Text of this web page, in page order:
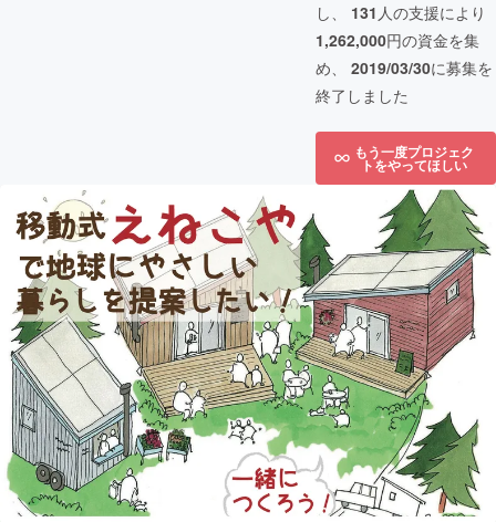
し、 131 人の支援により
1,262,000円の資金を集
め、 2019/03/30に募集を
終了しました
もう一度プロジェク
トをやってほしい